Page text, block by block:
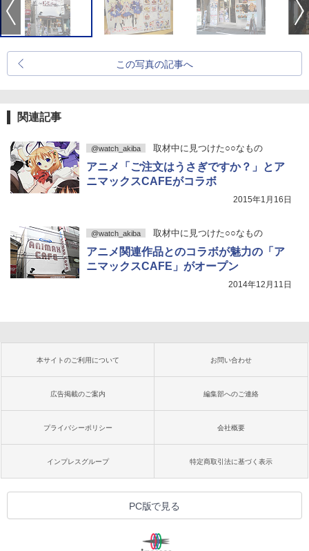
この写真の記事へ
関連記事
@watch_akiba 取材中に見つけた○○なもの
アニメ「ご注文はうさぎですか？」とア
ニマックスCAFEがコラボ
2015年1月16日
@watch_akiba 取材中に見つけた○○なもの
アニメ関連作品とのコラボが魅力の「ア
ニマックスCAFE」がオープン
2014年12月11日
本サイトのご利用について お問い合わせ
広告掲載のご案内 編集部へのご連絡
プライバシーポリシー 会社概要
インプレスグループ 特定商取引法に基づく表示
PC版で見る